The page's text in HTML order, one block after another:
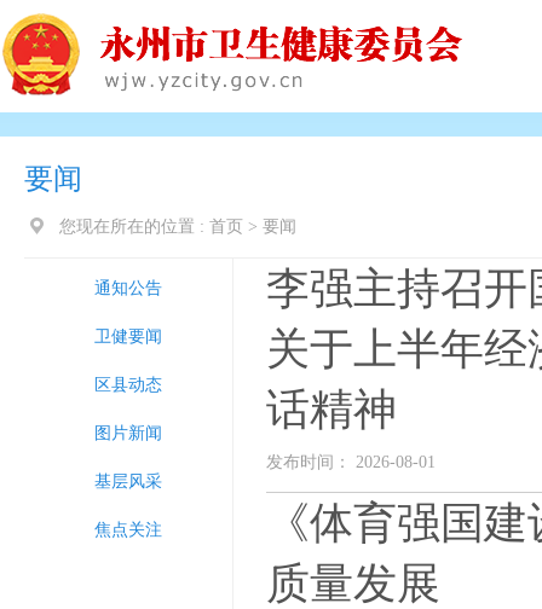
要闻
您现在所在的位置 : 首页 > 要闻
通知公告
卫健要闻
区县动态
图片新闻
基层风采
焦点关注
李强主持召
关于上半年
话精神
发布时间： 2026-08-01
《体育强国
质量发展